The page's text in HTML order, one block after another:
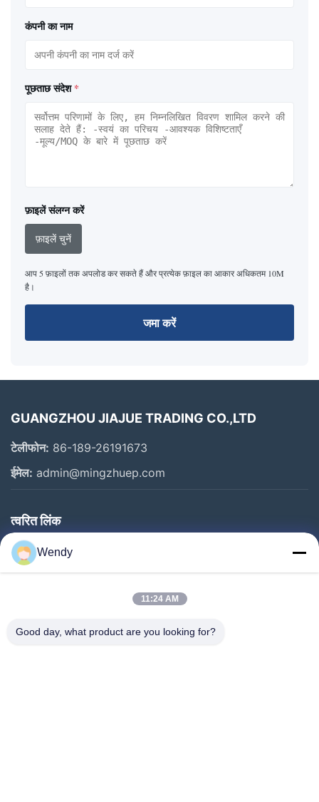
कंपनी का नाम
पूछताछ संदेश *
फ़ाइलें संलग्न करें
फ़ाइलें चुनें
आप 5 फ़ाइलों तक अपलोड कर सकते हैं और प्रत्येक फ़ाइल का आकार अधिकतम 10M
है।
जमा करें
GUANGZHOU JIAJUE TRADING CO.,LTD
टेलीफोन: 86-189-26191673
ईमेल: admin@mingzhuep.com
त्वरित लिंक
घर
उत्पाद
कारखाने का दौरा
Wendy
11:24 AM
Good day, what product are you looking for?